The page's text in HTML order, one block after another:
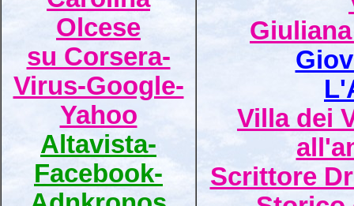
Olcese
su Corsera-
Virus-Google-
Yahoo
Altavista-
Facebook-
Villa dei
Scrittore